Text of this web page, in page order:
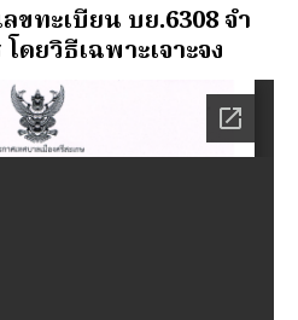
ขทะเบียน บย.6308 จํา
ดยวิธีเฉพาะเจาะจง